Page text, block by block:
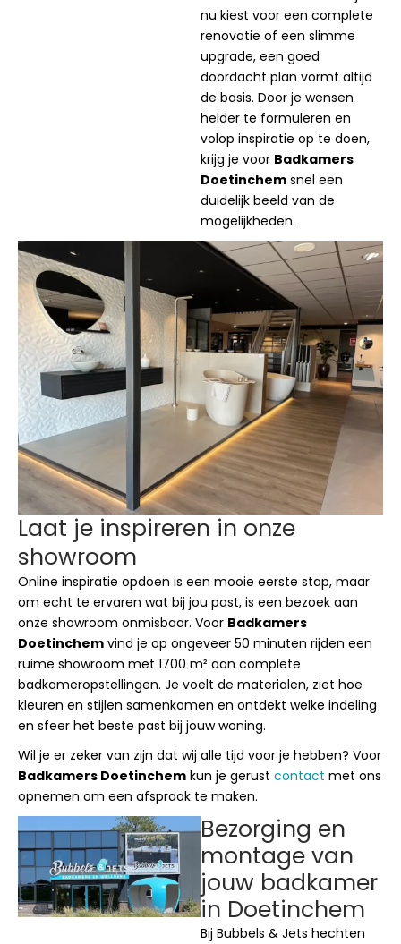
nu kiest voor een complete
renovatie of een slimme
upgrade, een goed
doordacht plan vormt altijd
de basis. Door je wensen
helder te formuleren en
volop inspiratie op te doen,
krijg je voor Badkamers
Doetinchem snel een
duidelijk beeld van de
mogelijkheden.
Laat je inspireren in onze
showroom
Online inspiratie opdoen is een mooie eerste stap, maar
om echt te ervaren wat bij jou past, is een bezoek aan
onze showroom onmisbaar. Voor Badkamers
Doetinchem vind je op ongeveer 50 minuten rijden een
ruime showroom met 1700 m² aan complete
badkameropstellingen. Je voelt de materialen, ziet hoe
kleuren en stijlen samenkomen en ontdekt welke indeling
en sfeer het beste past bij jouw woning.
Wil je er zeker van zijn dat wij alle tijd voor je hebben? Voor
Badkamers Doetinchem kun je gerust contact met ons
opnemen om een afspraak te maken.
Bezorging en
montage van
jouw badkamer
in Doetinchem
Bij Bubbels & Jets hechten